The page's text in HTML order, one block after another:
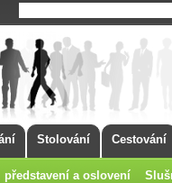
Stolování Cestování
představení a oslovení